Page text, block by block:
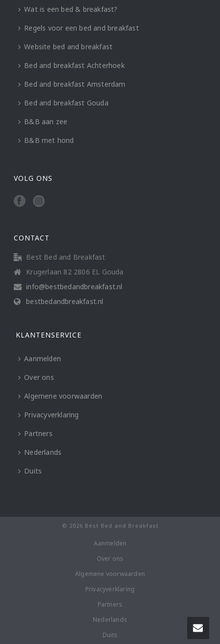
Wat is een bed & breakfast?
Regels voor een bed and breakfast
Website bed and breakfast
Bed and breakfast Achterhoek
Bed and breakfast Amsterdam
Bed and breakfast Gouda
B&B aan zee
B&B met hond
VOLG ONS
CONTACT
Best Bed and Breakfast
Krugerlaan 82 2806 EL Gouda
info@bestbedandbreakfast.nl
bestbedandbreakfast.nl
KLANTENSERVICE
Aanmelden
Over ons
Algemene voorwaarden
Privacyverklaring
Partners
Nederlands
Duits
© 2026 Best Bed and Breakfast
Aanmelden
Over ons
Algemene voorwaarden
Privacyverklaring
Partners
Nederlands
Duits